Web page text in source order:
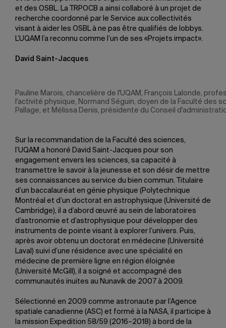
et des OSBL. La TRPOCB a ainsi collaboré à un projet de
recherche coordonné par le Service aux collectivités
visant à aider les OSBL à ne pas être qualifiés de lobbys.
L’UQAM l’a reconnu comme l’un de ses «Projets impact».
David Saint-Jacques
Pauline Marois, chancelière de l'UQAM, François Lalonde,
l'activité physique, Normand Séguin, doyen de la Faculté des
Pallage, et Mélissa Denis, présidente du Conseil
Sur la recommandation de la Faculté des sciences,
l’UQAM a honoré David Saint-Jacques pour son
engagement envers les sciences, sa capacité à
transmettre le savoir à la jeunesse et son désir de mettre
ses connaissances au service du bien commun. Titulaire
d’un baccalauréat en génie physique (Polytechnique
Montréal et d’un doctorat en astrophysique (Université de
Cambridge), il a d’abord œuvré au sein de laboratoires
d’astronomie et d’astrophysique pour développer des
instruments de pointe visant à explorer l’univers. Puis,
après avoir obtenu un doctorat en médecine (Université
Laval) suivi d’une résidence avec une spécialité en
médecine de première ligne en région éloignée
(Université McGill), il a soigné et accompagné des
communautés inuites au Nunavik de 2007 à 2009.
Sélectionné en 2009 comme astronaute par l’Agence
spatiale canadienne (ASC) et formé à la NASA, il participe à
la mission Expedition 58/59 (2016–2018) à bord de la